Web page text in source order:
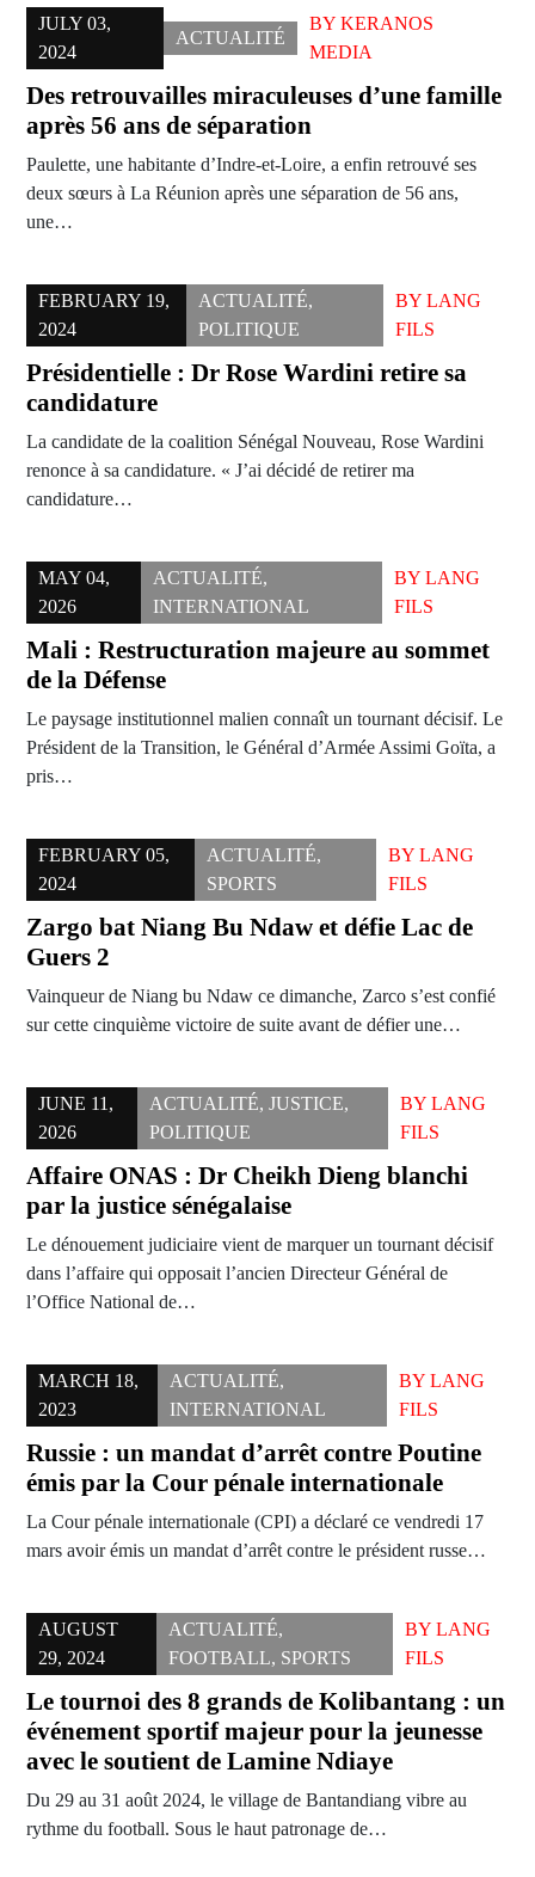
JULY 03,
2024
ACTUALITÉ
BY KERANOS
MEDIA
Des retrouvailles miraculeuses d’une famille
après 56 ans de séparation
Paulette, une habitante d’Indre-et-Loire, a enfin retrouvé ses
deux sœurs à La Réunion après une séparation de 56 ans,
une…
FEBRUARY 19,
2024
ACTUALITÉ,
POLITIQUE
BY LANG
FILS
Présidentielle : Dr Rose Wardini retire sa
candidature
La candidate de la coalition Sénégal Nouveau, Rose Wardini
renonce à sa candidature. « J’ai décidé de retirer ma
candidature…
MAY 04,
2026
ACTUALITÉ,
INTERNATIONAL
BY LANG
FILS
Mali : Restructuration majeure au sommet
de la Défense
Le paysage institutionnel malien connaît un tournant décisif. Le
Président de la Transition, le Général d’Armée Assimi Goïta, a
pris…
FEBRUARY 05,
2024
ACTUALITÉ,
SPORTS
BYLANG
FILS
Zargo bat Niang Bu Ndaw et défie Lac de
Guers 2
Vainqueur de Niang bu Ndaw ce dimanche, Zarco s’est confié
sur cette cinquième victoire de suite avant de défier une…
JUNE 11,
2026
ACTUALITÉ,JUSTICE,
POLITIQUE
BYLANG
FILS
Affaire ONAS : Dr Cheikh Dieng blanchi
par la justice sénégalaise
Le dénouement judiciaire vient de marquer un tournant décisif
dans l’affaire qui opposait l’ancien Directeur Général de
l’Office National de…
MARCH 18,
2023
ACTUALITÉ,
INTERNATIONAL
BYLANG
FILS
Russie : un mandat d’arrêt contre Poutine
émis par la Cour pénale internationale
La Cour pénale internationale (CPI) a déclaré ce vendredi 17
mars avoir émis un mandat d’arrêt contre le président russe…
AUGUST
29, 2024
ACTUALITÉ,
FOOTBALL, SPORTS
BYLANG
FILS
Le tournoi des 8 grands de Kolibantang : un
événement sportif majeur pour la jeunesse
avec le soutient de Lamine Ndiaye
Du 29 au 31 août 2024, le village de Bantandiang vibre au
rythme du football. Sous le haut patronage de…